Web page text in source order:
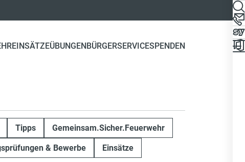
EINSÄTZEÜBUNGENBÜRGERSERVICESPENDEN
Tipps Gemeinsam.Sicher.Feuerwehr
& Bewerbe Einsätze